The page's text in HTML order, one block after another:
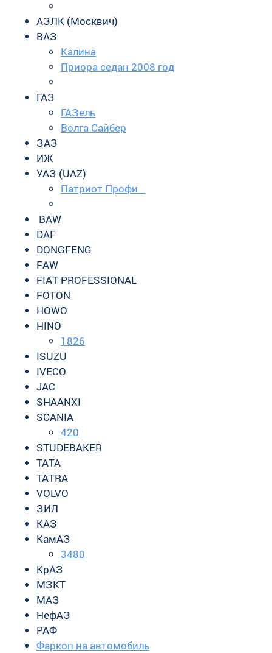
АЗЛК (Москвич)
ВАЗ
Калина
Приора седан 2008 год
ГАЗ
ГАЗель
Волга Сайбер
ЗАЗ
ИЖ
УАЗ (UAZ)
Патриот Профи
BAW
DAF
DONGFENG
FAW
FIAT PROFESSIONAL
FOTON
HOWO
HINO
1826
ISUZU
IVECO
JAC
SHAANXI
SCANIA
420
STUDEBAKER
TATA
TATRA
VOLVO
ЗИЛ
КАЗ
КамАЗ
3480
КрАЗ
МЗКТ
МАЗ
НефАЗ
РАФ
Фаркоп на автомобиль